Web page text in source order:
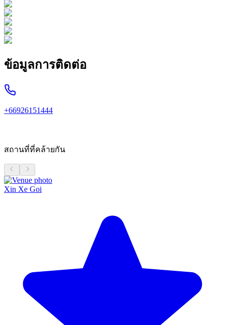
ข้อมูลการติดต่อ
+66926151444
สถานที่ที่คล้ายกัน
Xin Xe Goi